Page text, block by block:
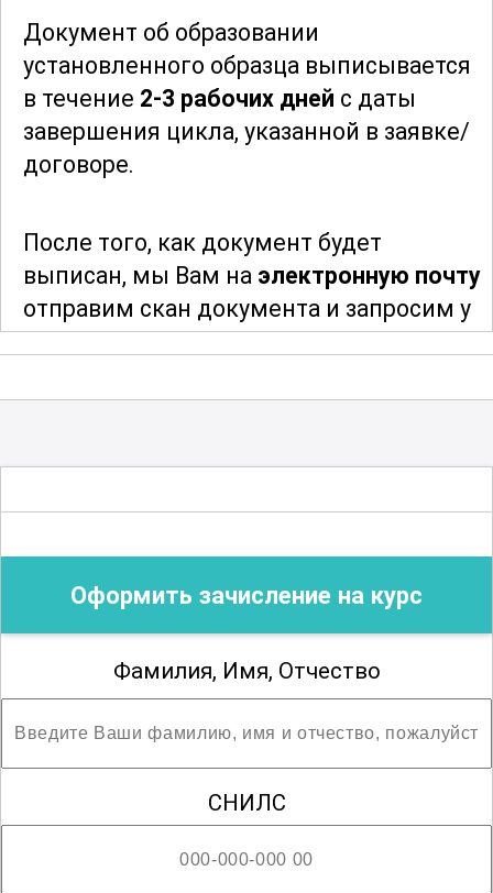
брать на себя ответственность за
реализацию крупных проектов,
управлять коллективами и достигать
высоких результатов в своей
профессиональной деятельности. Этот
для всех, кто стремится к развитию и
желает стать лидером в своей области.
Документ об образовании
установленного образца выписывается
в течение 2-3 рабочих дней с даты
завершения цикла, указанной в заявке/
договоре.
После того, как документ будет
выписан, мы Вам на электронную почту
отправим скан документа и запросим у
Вас адрес и индекс для отправки
мы сообщим Вам трек-номер для
документа об образовании.
Благодарим за сотрудничество!
Оформить зачисление на курс
Фамилия, Имя, Отчество
СНИЛС